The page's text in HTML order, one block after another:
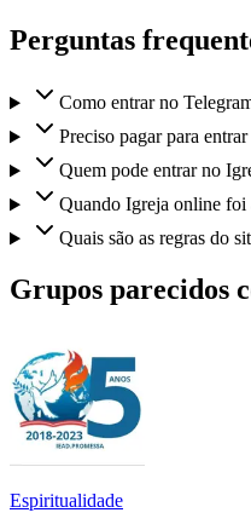
Perguntas
Como entrar no
Preciso pagar para
Quem pode entrar no
Quando Igreja online foi
Quais são as regras do
Grupos parecidos
Espiritualidade